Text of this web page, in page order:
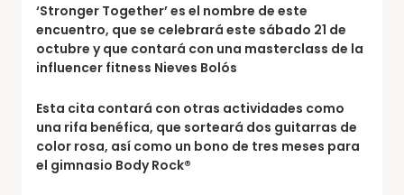
‘Stronger Together’ es el nombre de este
encuentro, que se celebrará este sábado 21 de
octubre y que contará con una masterclass de la
influencer fitness Nieves Bolós
Esta cita contará con otras actividades como
una rifa benéfica, que sorteará dos guitarras de
color rosa, así como un bono de tres meses para
el gimnasio Body Rock®